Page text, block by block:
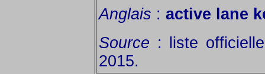
Anglais : active lane
Source : liste
2015.